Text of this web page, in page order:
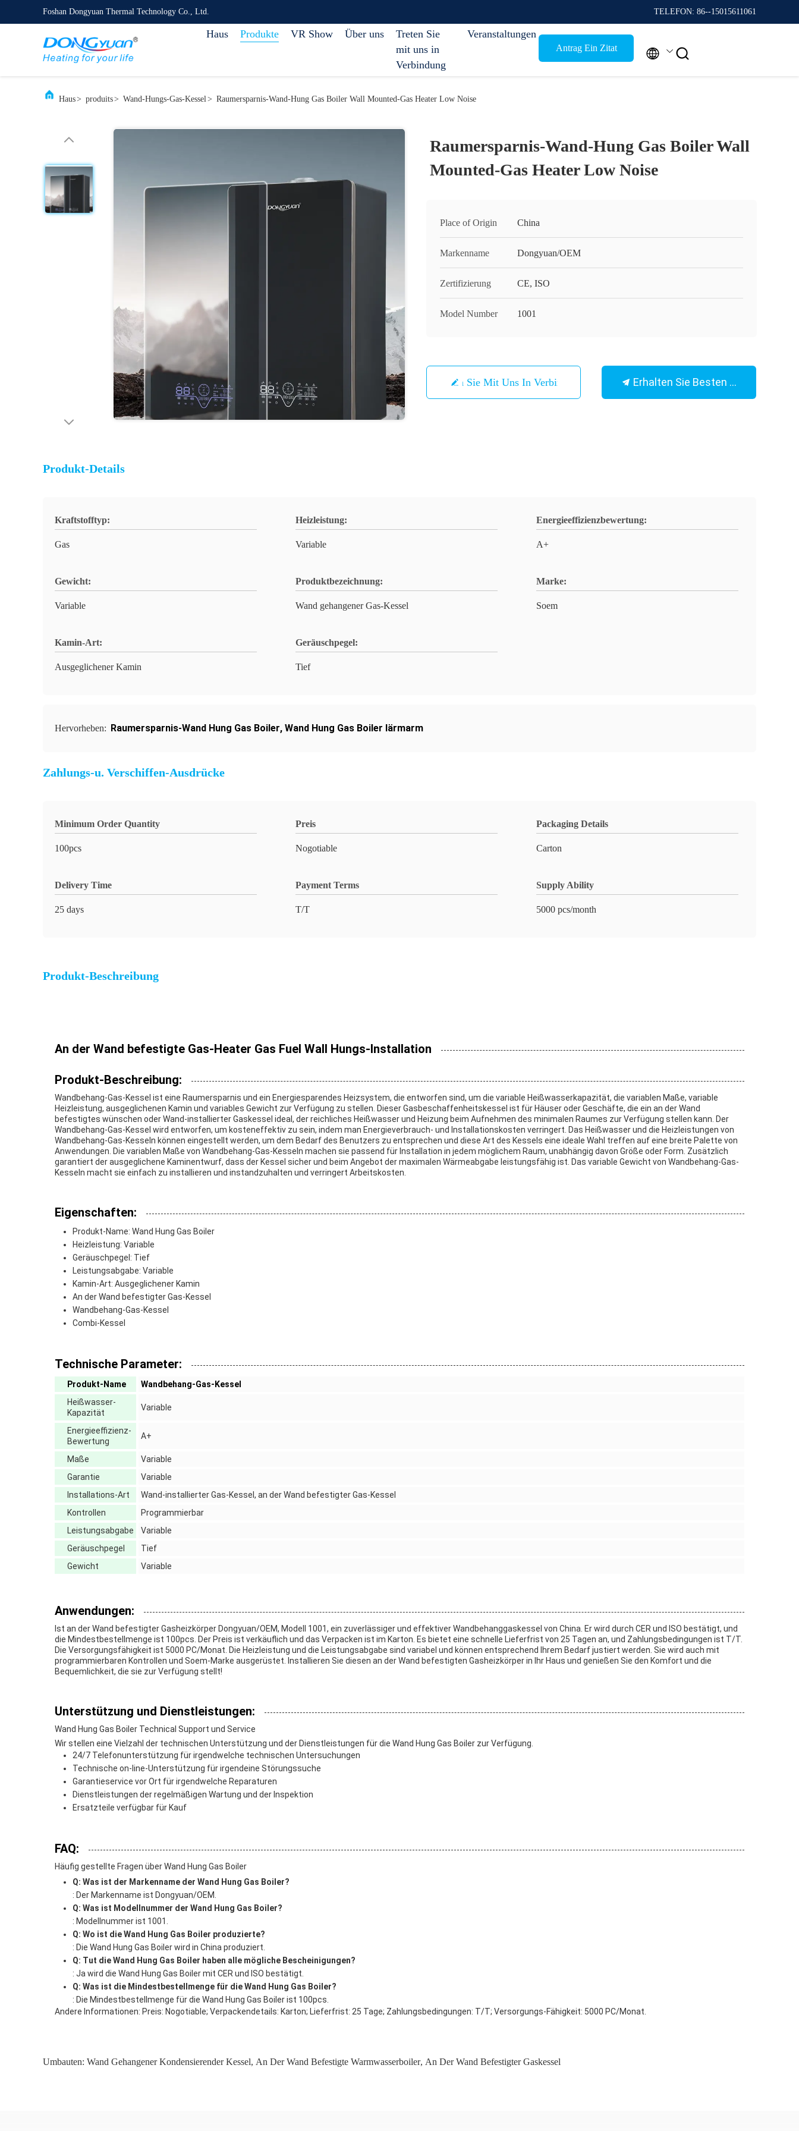
Foshan Dongyuan Thermal Technology Co., Ltd. TELEFON: 86--15015611061
Haus Produkte VR Show Über uns
Treten Sie
mit uns in
Verbindung
Veranstaltungen
Antrag Ein Zitat  
Haus> produits> Wand-Hungs-Gas-Kessel> Raumersparnis-Wand-Hung Gas Boiler Wall Mounted-Gas Heater Low Noise
Raumersparnis-Wand-Hung Gas Boiler Wall
Mounted-Gas Heater Low Noise
Place of Origin China
Markenname Dongyuan/OEM
Zertifizierung CE, ISO
Model Number 1001
Treten Sie Mit Uns In Verbindung Erhalten Sie Besten Preis
Produkt-Details
Kraftstofftyp:
Gas
Heizleistung:
Variable
Energieeffizienzbewertung:
A+
Gewicht:
Variable
Produktbezeichnung:
Wand gehangener Gas-Kessel
Marke:
Soem
Kamin-Art:
Ausgeglichener Kamin
Geräuschpegel:
Tief
Hervorheben: Raumersparnis-Wand Hung Gas Boiler, Wand Hung Gas Boiler lärmarm
Zahlungs-u. Verschiffen-Ausdrücke
Minimum Order Quantity
100pcs
Preis
Nogotiable
Packaging Details
Carton
Delivery Time
25 days
Payment Terms
T/T
Supply Ability
5000 pcs/month
Produkt-Beschreibung
An der Wand befestigte Gas-Heater Gas Fuel Wall Hungs-Installation
Produkt-Beschreibung:
Wandbehang-Gas-Kessel ist eine Raumersparnis und ein Energiesparendes Heizsystem, die entworfen sind, um die variable Heißwasserkapazität, die variablen Maße, variable
Heizleistung, ausgeglichenen Kamin und variables Gewicht zur Verfügung zu stellen. Dieser Gasbeschaffenheitskessel ist für Häuser oder Geschäfte, die ein an der Wand
befestigtes wünschen oder Wand-installierter Gaskessel ideal, der reichliches Heißwasser und Heizung beim Aufnehmen des minimalen Raumes zur Verfügung stellen kann. Der
Wandbehang-Gas-Kessel wird entworfen, um kosteneffektiv zu sein, indem man Energieverbrauch- und Installationskosten verringert. Das Heißwasser und die Heizleistungen von
Wandbehang-Gas-Kesseln können eingestellt werden, um dem Bedarf des Benutzers zu entsprechen und diese Art des Kessels eine ideale Wahl treffen auf eine breite Palette von
Anwendungen. Die variablen Maße von Wandbehang-Gas-Kesseln machen sie passend für Installation in jedem möglichem Raum, unabhängig davon Größe oder Form. Zusätzlich
garantiert der ausgeglichene Kaminentwurf, dass der Kessel sicher und beim Angebot der maximalen Wärmeabgabe leistungsfähig ist. Das variable Gewicht von Wandbehang-Gas-
Kesseln macht sie einfach zu installieren und instandzuhalten und verringert Arbeitskosten.
Eigenschaften:
Produkt-Name: Wand Hung Gas Boiler
Heizleistung: Variable
Geräuschpegel: Tief
Leistungsabgabe: Variable
Kamin-Art: Ausgeglichener Kamin
An der Wand befestigter Gas-Kessel
Wandbehang-Gas-Kessel
Combi-Kessel
Technische Parameter:
Produkt-Name
Wandbehang-Gas-Kessel
Heißwasser-
Kapazität
Variable
Energieeffizienz-
Bewertung
A+
Maße
Variable
Garantie
Variable
Installations-Art
Wand-installierter Gas-Kessel, an der Wand befestigter Gas-Kessel
Kontrollen
Programmierbar
Leistungsabgabe
Variable
Geräuschpegel
Tief
Gewicht
Variable
Anwendungen:
Ist an der Wand befestigter Gasheizkörper Dongyuan/OEM, Modell 1001, ein zuverlässiger und effektiver Wandbehanggaskessel von China. Er wird durch CER und ISO bestätigt, und
die Mindestbestellmenge ist 100pcs. Der Preis ist verkäuflich und das Verpacken ist im Karton. Es bietet eine schnelle Lieferfrist von 25 Tagen an, und Zahlungsbedingungen ist T/T.
Die Versorgungsfähigkeit ist 5000 PC/Monat. Die Heizleistung und die Leistungsabgabe sind variabel und können entsprechend Ihrem Bedarf justiert werden. Sie wird auch mit
programmierbaren Kontrollen und Soem-Marke ausgerüstet. Installieren Sie diesen an der Wand befestigten Gasheizkörper in Ihr Haus und genießen Sie den Komfort und die
Bequemlichkeit, die sie zur Verfügung stellt!
Unterstützung und Dienstleistungen:
Wand Hung Gas Boiler Technical Support und Service
Wir stellen eine Vielzahl der technischen Unterstützung und der Dienstleistungen für die Wand Hung Gas Boiler zur Verfügung.
24/7 Telefonunterstützung für irgendwelche technischen Untersuchungen
Technische on-line-Unterstützung für irgendeine Störungssuche
Garantieservice vor Ort für irgendwelche Reparaturen
Dienstleistungen der regelmäßigen Wartung und der Inspektion
Ersatzteile verfügbar für Kauf
FAQ:
Häufig gestellte Fragen über Wand Hung Gas Boiler
Q: Was ist der Markenname der Wand Hung Gas Boiler?
: Der Markenname ist Dongyuan/OEM.
Q: Was ist Modellnummer der Wand Hung Gas Boiler?
: Modellnummer ist 1001.
Q: Wo ist die Wand Hung Gas Boiler produzierte?
: Die Wand Hung Gas Boiler wird in China produziert.
Q: Tut die Wand Hung Gas Boiler haben alle mögliche Bescheinigungen?
: Ja wird die Wand Hung Gas Boiler mit CER und ISO bestätigt.
Q: Was ist die Mindestbestellmenge für die Wand Hung Gas Boiler?
: Die Mindestbestellmenge für die Wand Hung Gas Boiler ist 100pcs.
Andere Informationen: Preis: Nogotiable; Verpackendetails: Karton; Lieferfrist: 25 Tage; Zahlungsbedingungen: T/T; Versorgungs-Fähigkeit: 5000 PC/Monat.
Umbauten: Wand Gehangener Kondensierender Kessel, An Der Wand Befestigte Warmwasserboiler, An Der Wand Befestigter Gaskessel